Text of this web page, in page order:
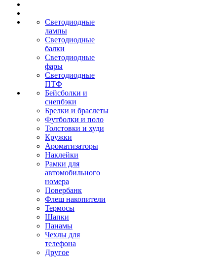
Светодиодные
лампы
Светодиодные
балки
Светодиодные
фары
Светодиодные
ПТФ
Бейсболки и
снепбэки
Брелки и браслеты
Футболки и поло
Толстовки и худи
Кружки
Ароматизаторы
Наклейки
Рамки для
автомобильного
номера
Повербанк
Флеш накопители
Термосы
Шапки
Панамы
Чехлы для
телефона
Другое